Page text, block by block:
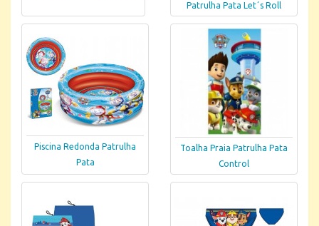
Patrulha Pata Let´s Roll
Piscina Redonda Patrulha
Pata
Toalha Praia Patrulha Pata
Control